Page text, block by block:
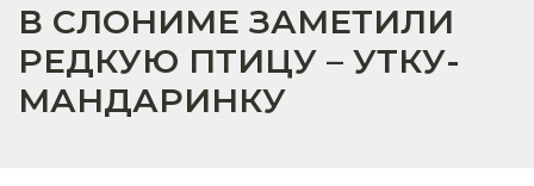
В СЛОНИМЕ ЗАМЕТИЛИ
РЕДКУЮ ПТИЦУ – УТКУ-
МАНДАРИНКУ